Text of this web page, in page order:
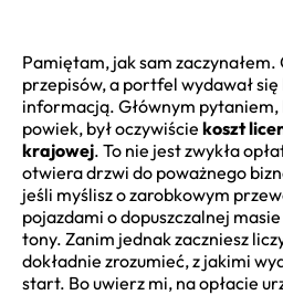
Pamiętam, jak sam zaczynałem.
przepisów, a portfel wydawał się
informacją. Głównym pytaniem,
powiek, był oczywiście koszt
krajowej. To nie jest zwykła
otwiera drzwi do poważnego
jeśli myślisz o zarobkowym
pojazdami o dopuszczalnej
tony. Zanim jednak zaczniesz
dokładnie zrozumieć, z jakimi
start. Bo uwierz mi, na opłacie